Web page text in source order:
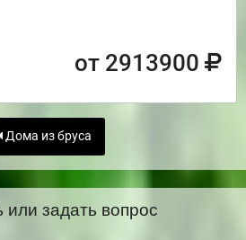
от 2913900
Дома из бруса
или задать вопрос